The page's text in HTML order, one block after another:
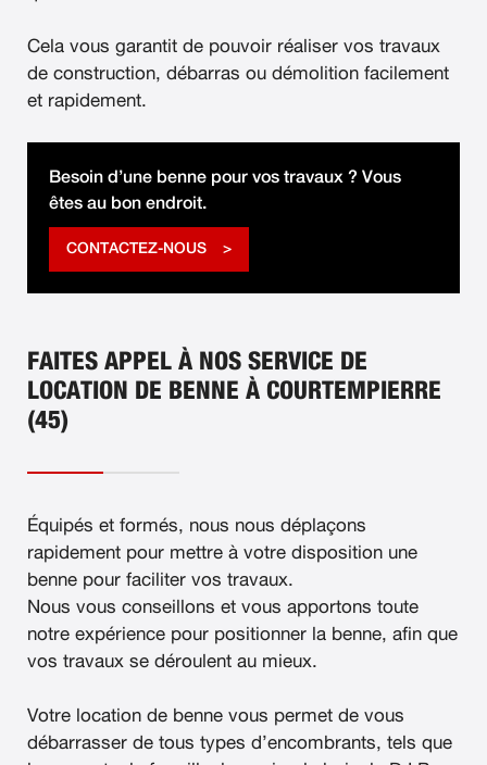
Cela vous garantit de pouvoir réaliser vos travaux
de construction, débarras ou démolition facilement
et rapidement.
Besoin d’une benne pour vos travaux ? Vous
êtes au bon endroit.
CONTACTEZ-NOUS
FAITES APPEL À NOS SERVICE DE
LOCATION DE BENNE À COURTEMPIERRE
(45)
Équipés et formés, nous nous déplaçons
rapidement pour mettre à votre disposition une
benne pour faciliter vos travaux.
Nous vous conseillons et vous apportons toute
notre expérience pour positionner la benne, afin que
vos travaux se déroulent au mieux.
Votre location de benne vous permet de vous
débarrasser de tous types d’encombrants, tels que